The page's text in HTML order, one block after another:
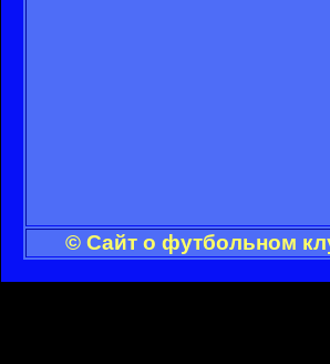
© Сайт о футбольном